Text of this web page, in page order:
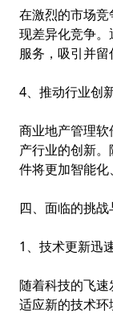
在激烈的市场
现差异化竞争
服务，吸引并留
4、推动行业创
商业地产管理
产行业的创新
件将更加智能化
四、面临的挑
1、技术更新迅
随着科技的飞
适应新的技术